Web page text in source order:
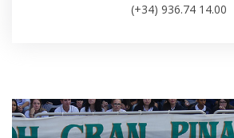
(+34) 936.74 14.00